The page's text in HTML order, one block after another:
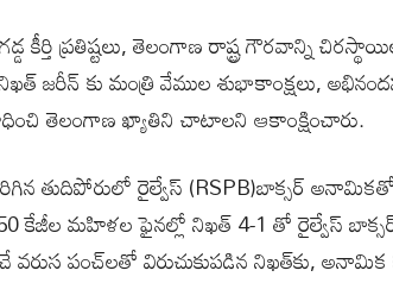
కీర్తి ప్రతిష్టలు, తెలంగాణ రాష్ట్ర గౌరవాన్ని
నిఖత్ జరీన్ కు మంత్రి వేముల శుభాకాంక్షలు,
తెలంగాణ ఖ్యాతిని చాటాలని ఆకాంక్షించారు.
తుదిపోరులో రైల్వేస్‌ (RSPB)బాక్సర్‌
కేజీల మహిళల ఫైనల్లో నిఖత్‌ 4-1 తో రైల్వేస్‌
వరుస పంచ్‌లతో విరుచుకుపడిన నిఖత్‌కు,